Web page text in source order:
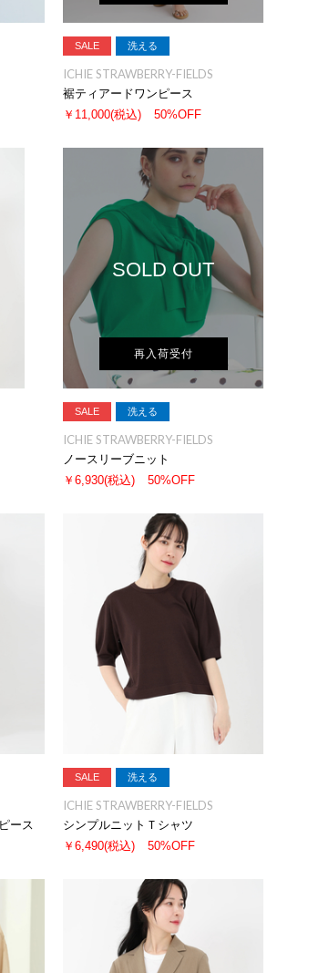
SALE 洗える
ICHIE STRAWBERRY-FIELDS
裾ティアードワンピース
￥11,000(税込) 50%OFF
SOLD OUT
再入荷受付
SALE 洗える
ICHIE STRAWBERRY-FIELDS
ノースリーブニット
￥6,930(税込) 50%OFF
ース
SALE 洗える
ICHIE STRAWBERRY-FIELDS
シンプルニットＴシャツ
￥6,490(税込) 50%OFF